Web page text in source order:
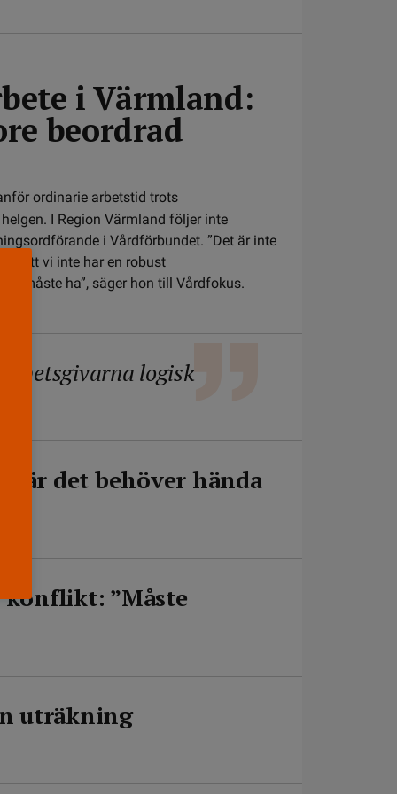
i Värmland:
beordrad
ordinarie arbetstid trots
I Region Värmland följer inte
i Vårdförbundet. ”Det är inte
att vi inte har en robust
måste ha”, säger hon till Vårdfokus.
logisk
det behöver hända
konflikt: ”Måste
uträkning